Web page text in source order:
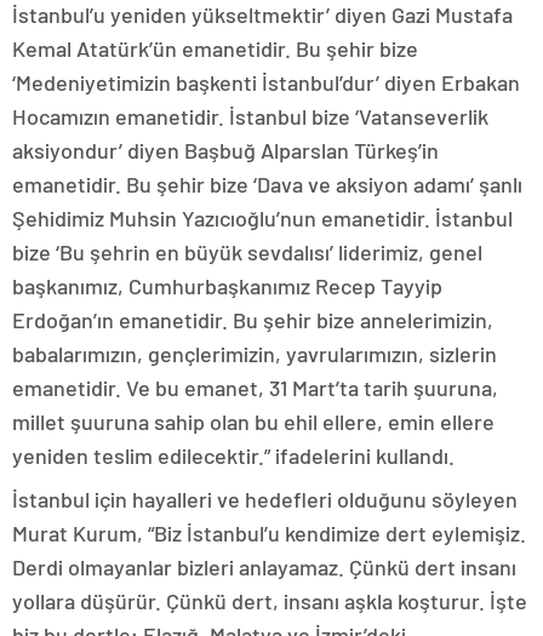
İstanbul’u yeniden yükseltmektir’ diyen Gazi Mustafa
Kemal Atatürk’ün emanetidir. Bu şehir bize
‘Medeniyetimizin başkenti İstanbul’dur’ diyen Erbakan
Hocamızın emanetidir. İstanbul bize ‘Vatanseverlik
aksiyondur’ diyen Başbuğ Alparslan Türkeş’in
emanetidir. Bu şehir bize ‘Dava ve aksiyon adamı’ şanlı
Şehidimiz Muhsin Yazıcıoğlu’nun emanetidir. İstanbul
bize ‘Bu şehrin en büyük sevdalısı’ liderimiz, genel
başkanımız, Cumhurbaşkanımız Recep Tayyip
Erdoğan’ın emanetidir. Bu şehir bize annelerimizin,
babalarımızın, gençlerimizin, yavrularımızın, sizlerin
emanetidir. Ve bu emanet, 31 Mart’ta tarih şuuruna,
millet şuuruna sahip olan bu ehil ellere, emin ellere
yeniden teslim edilecektir.” ifadelerini kullandı.
İstanbul için hayalleri ve hedefleri olduğunu söyleyen
Murat Kurum, “Biz İstanbul’u kendimize dert eylemişiz.
Derdi olmayanlar bizleri anlayamaz. Çünkü dert insanı
yollara düşürür. Çünkü dert, insanı aşkla koşturur. İşte